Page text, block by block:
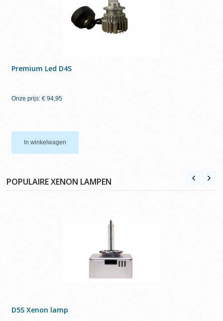
Premium Led D4S
Onze prijs: € 94,95
In winkelwagen
POPULAIRE XENON LAMPEN
D5S Xenon lamp